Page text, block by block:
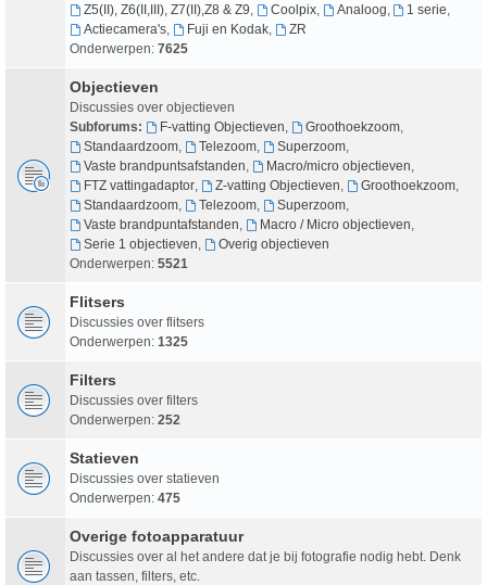
Z5(II), Z6(II,III), Z7(II),Z8 & Z9
Coolpix, Analoog 1 serie
Actiecamera's, Fuji en Kodak,
ZR
Onderwerpen: 7625
Objectieven
Discussies over objectieven
Subforums:
F-vatting Objectieven Groothoekzoom,
Standaardzoom, Telezoom, Superzoom,
Vaste brandpuntsafstanden
Macro/micro objectieven
FTZ vattingadaptor, Z-vatting Objectieven Groothoekzoom,
Standaardzoom, Telezoom, Superzoom,
Vaste brandpuntafstanden
Macro / Micro objectieven
Serie 1 objectieven
Overig objectieven
Onderwerpen: 5521
Flitsers
Discussies over flitsers
Onderwerpen: 1325
Filters
Discussies over filters
Onderwerpen: 252
Statieven
Discussies over statieven
Onderwerpen: 475
Overige fotoapparatuur
Discussies over al het andere dat je bij fotografie nodig hebt. Denk
aan tassen, filters, etc.